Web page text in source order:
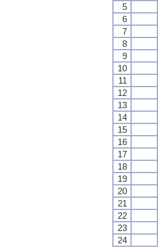
5
6
7
8
9
10
11
12
13
14
15
16
17
18
19
20
21
22
23
24